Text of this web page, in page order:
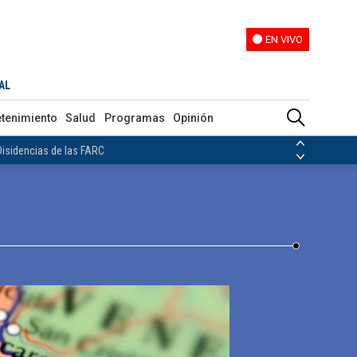
EN VIVO
Salud Programas Opinión
de las FARC
de las FARC